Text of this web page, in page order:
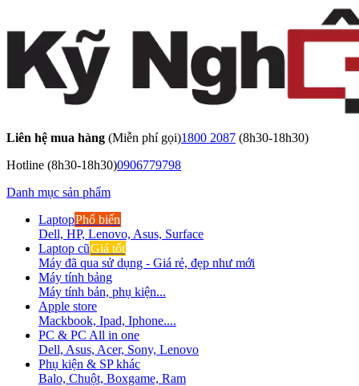
Liên hệ mua hàng (Miễn phí gọi)1800 2087 (8h30-18h30)
Hotline (8h30-18h30)0906779798
Danh mục sản phẩm
LaptopPhổ biến
Dell, HP, Lenovo, Asus, Surface
Laptop cũGiá tốt
Máy đã qua sử dụng - Giá rẻ, đẹp như mới
Máy tính bảng
Máy tính bản, phụ kiện...
Apple store
Mackbook, Ipad, Iphone....
PC & PC All in one
Dell, Asus, Acer, Sony, Lenovo
Phụ kiện & SP khác
Balo, Chuột, Boxgame, Ram